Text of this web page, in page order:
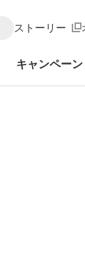
ストーリー
キャンペーン